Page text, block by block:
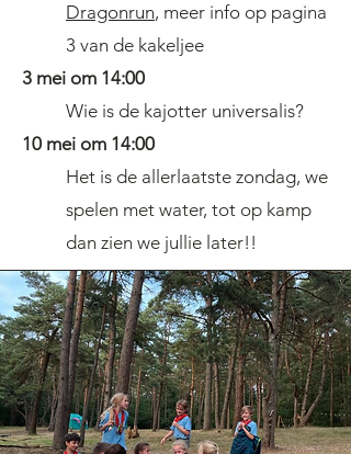
Dragonrun, meer info op pagina
3 van de kakeljee
3 mei om 14:00
Wie is de kajotter universalis?
10 mei om 14:00
Het is de allerlaatste zondag, we
spelen met water, tot op kamp
dan zien we jullie later!!